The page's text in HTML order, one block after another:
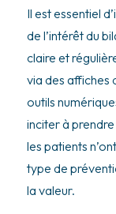
Il est essentiel
de l’intérêt du
claire et
via des affiches
outils
inciter à
les patients
type de
la valeur.